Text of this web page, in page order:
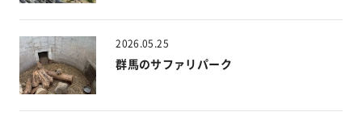
2026.05.25
群馬のサファリパーク